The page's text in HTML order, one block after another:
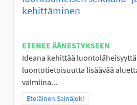
kehittäminen
ETENEE ÄÄNESTYKSEEN
Ideana kehittää
luontotietoisuutta lisäävää
valmiina...
Rajaa tulokset teeman mukaan:
Eteläinen Seinäjoki